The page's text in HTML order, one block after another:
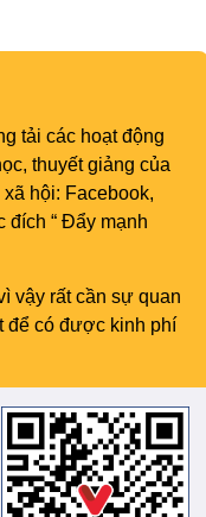
tải các hoạt động
thuyết giảng của
hội: Facebook,
đích “ Đẩy mạnh
vậy rất cần sự quan
để có được kinh phí